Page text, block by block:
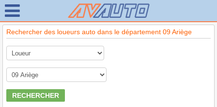
Rechercher des loueurs auto dans le département 09 Ariège
RECHERCHER